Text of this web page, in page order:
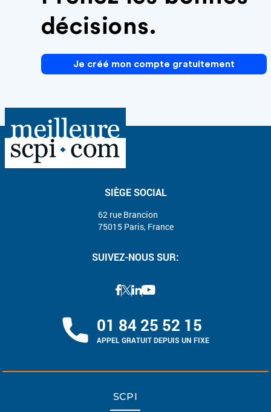
décisions.
Je créé mon compte gratuitement
SIÈGE SOCIAL
62 rue Brancion
75015 Paris, France
SUIVEZ-NOUS SUR:
01 84 25 52 15
APPEL GRATUIT DEPUIS UN FIXE
SCPI